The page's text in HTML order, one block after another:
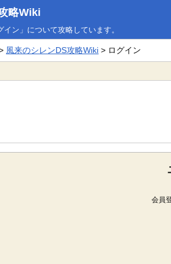
略Wiki
ン」について攻略しています。
風来のシレンDS攻略Wiki > ログイン
会員